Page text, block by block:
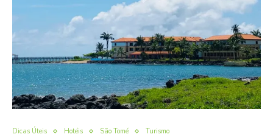
Dicas Úteis Hotéis São Tomé Turismo